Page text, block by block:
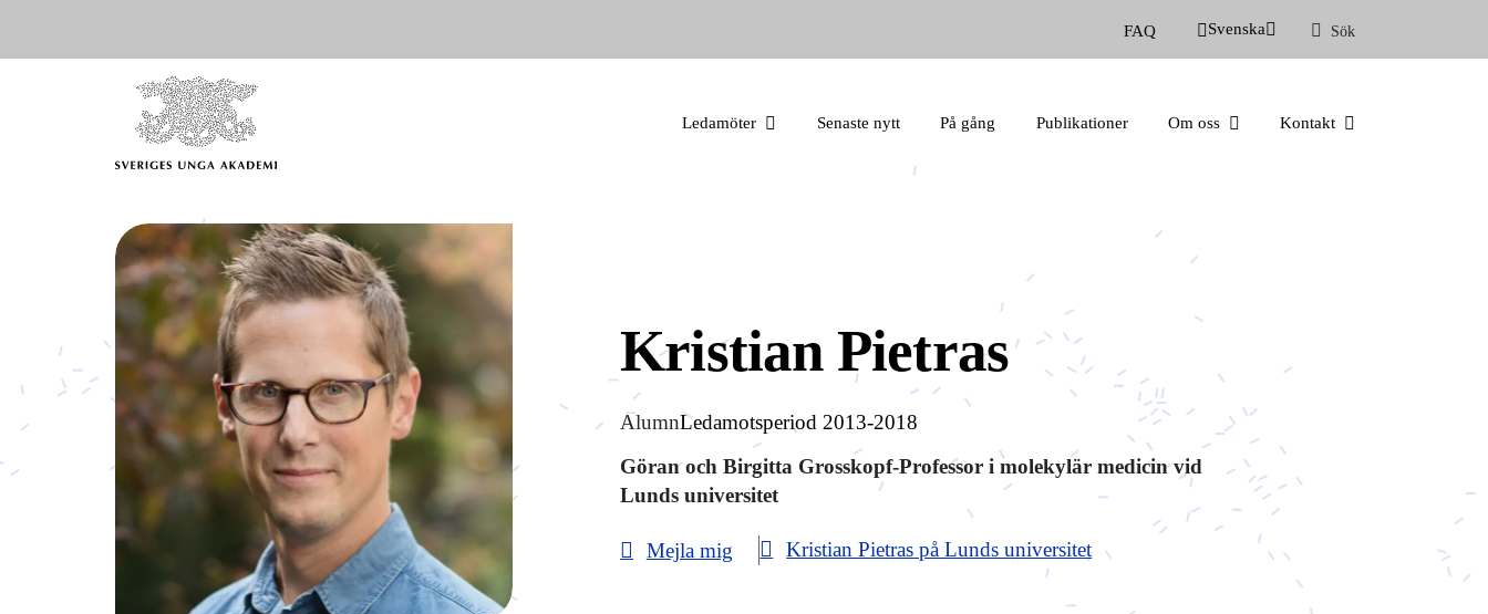
FAQ Svenska Sök
Ledamöter Senaste nytt På gång Publikationer Om oss Kontakt
Kristian Pietras
AlumnLedamotsperiod 2013-2018
Göran och Birgitta Grosskopf-Professor i molekylär medicin vid
Lunds universitet
Mejla mig Kristian Pietras på Lunds universitet